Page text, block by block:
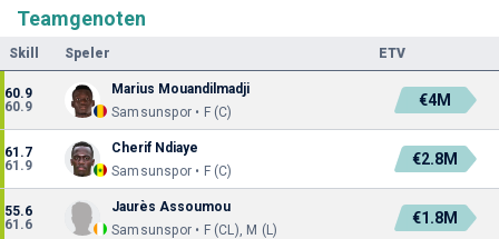
Teamgenoten
Skill Speler ETV
60.9
60.9
Marius Mouandilmadji
Samsunspor • F (C)
€4M
61.7
61.9
Cherif Ndiaye
Samsunspor • F (C)
€2.8M
55.6
61.6
Jaurès Assoumou
Samsunspor • F (CL), M (L)
€1.8M